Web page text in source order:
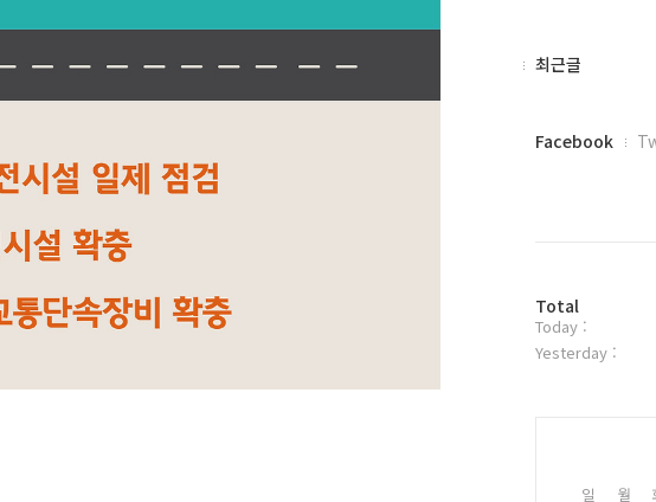
최
최근글
페
플
러
그
Facebook
방
문
자
Total
Today :
Yesterday :
일 월